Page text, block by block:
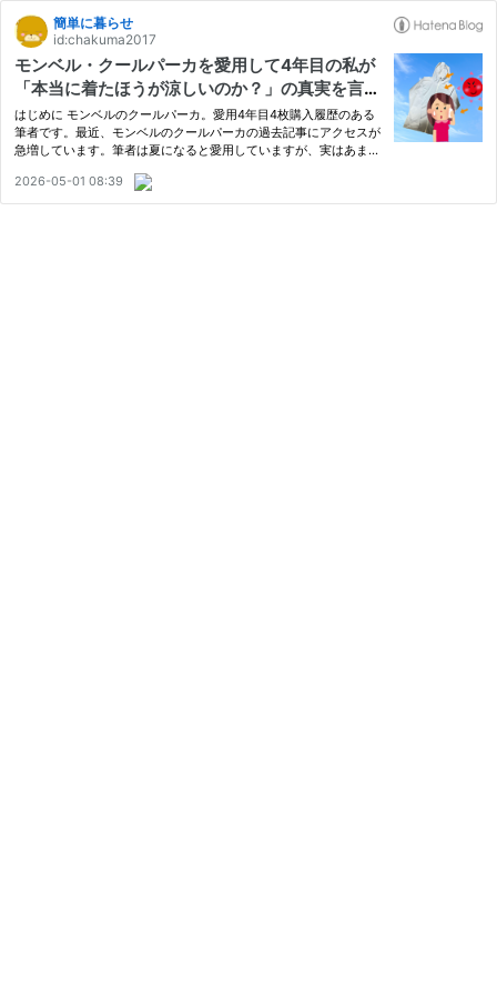
簡単に暮らせ
id:chakuma2017
モンベル・クールパーカを愛用して4年目の私が
「本当に着たほうが涼しいのか？」の真実を言い
ます。
はじめに モンベルのクールパーカ。愛用4年目4枚購入履歴のある
筆者です。最近、モンベルのクールパーカの過去記事にアクセスが
急増しています。筆者は夏になると愛用していますが、実はあまり
ベル・クールパーカが「着たほうが涼しいのか」について真実を
お…
2026-05-01 08:39